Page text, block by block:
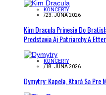
KONCERTY
/23. JÚNA 2026
Kim Dracula Prinesie Do
Predstavia Aj Patriarchy A
KONCERTY
/18. JÚNA 2026
Dymytry: Kapela, Ktorá Sa Pre